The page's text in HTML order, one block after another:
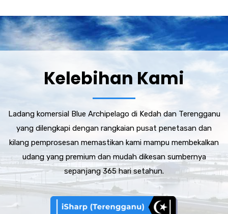
Kelebihan Kami
Ladang komersial Blue Archipelago di Kedah dan Terengganu
yang dilengkapi dengan rangkaian pusat penetasan dan
kilang pemprosesan memastikan kami mampu membekalkan
udang yang premium dan mudah dikesan sumbernya
sepanjang 365 hari setahun.